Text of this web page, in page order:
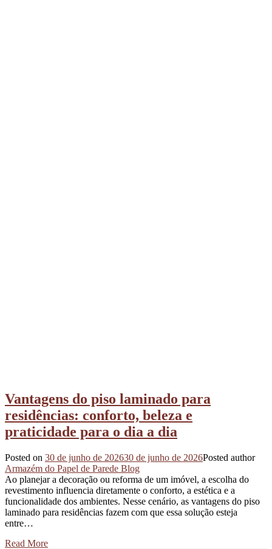
Vantagens do piso laminado para
residências: conforto, beleza e
praticidade para o dia a dia
Posted on 30 de junho de 202630 de junho de 2026Posted author
Armazém do Papel de Parede Blog
Ao planejar a decoração ou reforma de um imóvel, a escolha do
revestimento influencia diretamente o conforto, a estética e a
funcionalidade dos ambientes. Nesse cenário, as vantagens do piso
laminado para residências fazem com que essa solução esteja
entre…
Read More